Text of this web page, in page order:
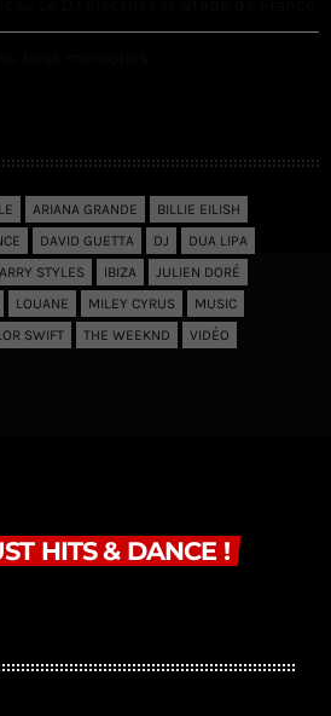
ARIANA GRANDE
BILLIE EILISH
DAVID GUETTA DJ
DUA LIPA
STYLES IBIZA
JULIEN DORÉ
LOUANE MILEY CYRUS
MUSIC
SWIFT THE WEEKND VIDÉO
HITS & DANCE !